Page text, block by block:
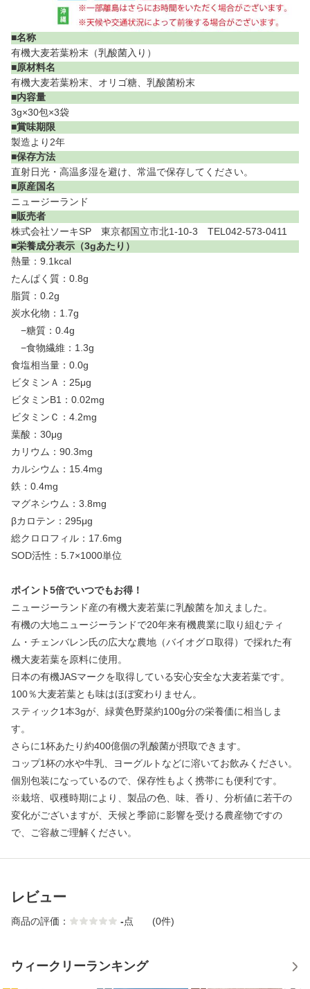
■名称
有機大麦若葉粉末（乳酸菌入り）
■原材料名
有機大麦若葉粉末、オリゴ糖、乳酸菌粉末
■内容量
3g×30包×3袋
■賞味期限
製造より2年
■保存方法
直射日光・高温多湿を避け、常温で保存してください。
■原産国名
ニュージーランド
■販売者
株式会社ソーキSP 東京都国立市北1-10-3 TEL042-573-0411
■栄養成分表示（3gあたり）
熱量：9.1kcal
たんぱく質：0.8g
脂質：0.2g
炭水化物：1.7g
−糖質：0.4g
−食物繊維：1.3g
食塩相当量：0.0g
ビタミンＡ：25μg
ビタミンB1：0.02mg
ビタミンＣ：4.2mg
葉酸：30μg
カリウム：90.3mg
カルシウム：15.4mg
鉄：0.4mg
マグネシウム：3.8mg
βカロテン：295μg
総クロロフィル：17.6mg
SOD活性：5.7×1000単位
ポイント5倍でいつでもお得！
ニュージーランド産の有機大麦若葉に乳酸菌を加えました。
有機の大地ニュージーランドで20年来有機農業に取り組むティ
ム・チェンバレン氏の広大な農地（バイオグロ取得）で採れた有
機大麦若葉を原料に使用。
日本の有機JASマークを取得している安心安全な大麦若葉です。
100％大麦若葉とも味はほぼ変わりません。
スティック1本3gが、緑黄色野菜約100g分の栄養価に相当しま
す。
さらに1杯あたり約400億個の乳酸菌が摂取できます。
コップ1杯の水や牛乳、ヨーグルトなどに溶いてお飲みください。
個別包装になっているので、保存性もよく携帯にも便利です。
※栽培、収穫時期により、製品の色、味、香り、分析値に若干の
変化がございますが、天候と季節に影響を受ける農産物ですの
で、ご容赦ご理解ください。
レビュー
商品の評価： -点 (0件)
ウィークリーランキング